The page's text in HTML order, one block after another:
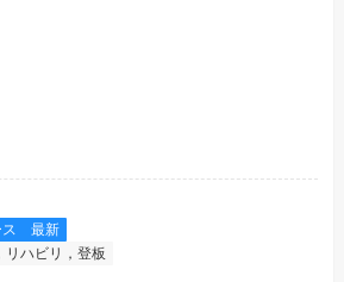
ス 最新
リハビリ，登板